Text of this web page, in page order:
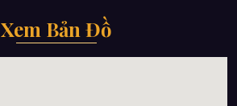
Xem Bản Đồ